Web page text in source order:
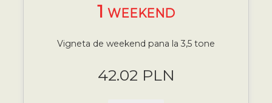
1 WEEKEND
Vigneta de weekend pana la 3,5 tone
42.02 PLN